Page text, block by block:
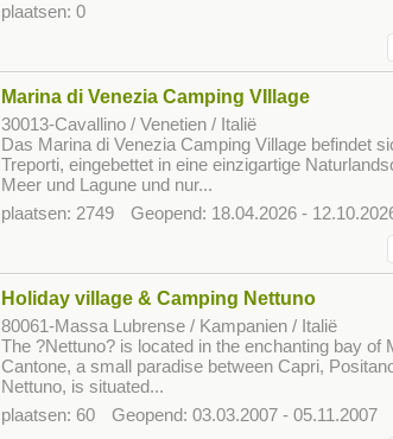
plaatsen: 0
Marina di Venezia Camping VIllage
30013-Cavallino / Venetien / Italië
Das Marina di Venezia Camping Village befindet
Treporti, eingebettet in eine einzigartige
Meer und Lagune und nur...
plaatsen: 2749
Geopend: 18.04.2026 -
Holiday village & Camping Nettuno
80061-Massa Lubrense / Kampanien / Italië
The ?Nettuno? is located in the enchanting bay of
Cantone, a small paradise between Capri,
Nettuno, is situated...
plaatsen: 60
Geopend: 03.03.2007 - 05.11.2007